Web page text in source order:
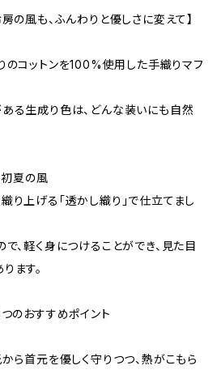
の風も、ふんわりと優しさに変えて】
のコットンを100%使用した手織りマフ
る生成り色は、どんな装いにも自然
初夏の風
り上げる「透かし織り」で仕立てまし
、軽く身につけることができ、見た目
ます。
のおすすめポイント
ら首元を優しく守りつつ、熱がこもら